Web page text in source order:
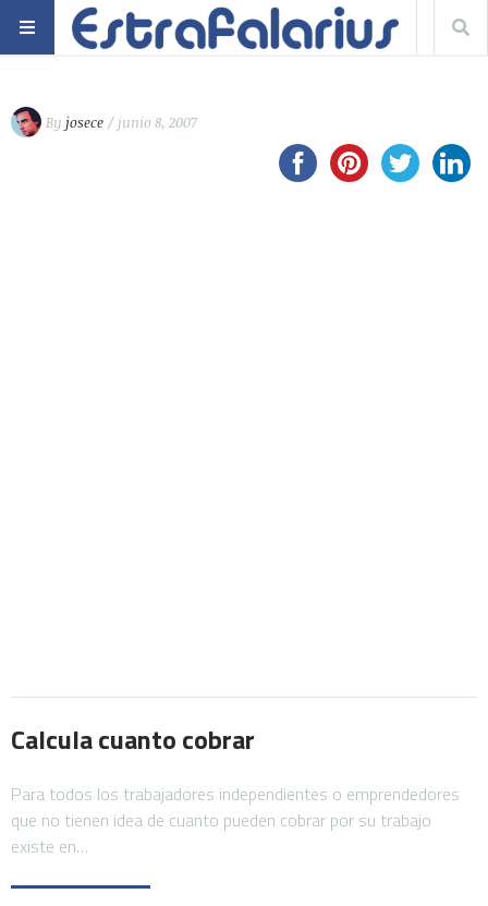
By josece / junio 8, 2007
Calcula cuanto cobrar
Para todos los trabajadores independientes o emprendedores
que no tienen idea de cuanto pueden cobrar por su trabajo
existe en…